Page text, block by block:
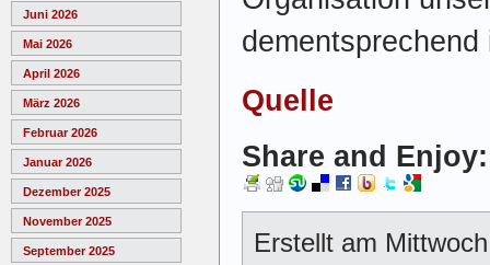
Juni 2026
Mai 2026
April 2026
März 2026
Februar 2026
Januar 2026
Dezember 2025
November 2025
September 2025
Quelle
Share and Enjoy:
Erstellt am